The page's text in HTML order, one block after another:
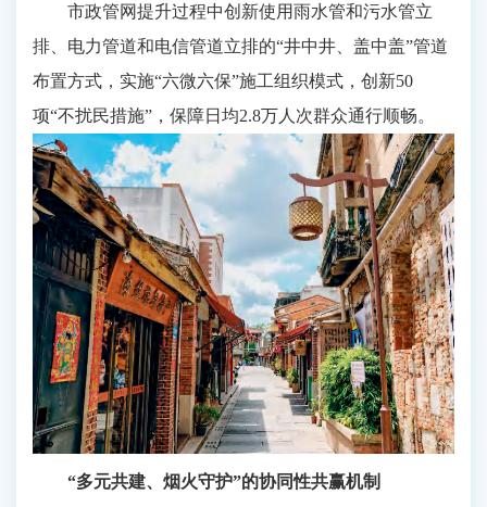
市政管网提升过程中创新使用雨水管和污水管立
排、电力管道和电信管道立排的“井中井、盖中盖”管道
布置方式，实施“六微六保”施工组织模式，创新50
项“不扰民措施”，保障日均2.8万人次群众通行顺畅。
“多元共建、烟火守护”的协同性共赢机制